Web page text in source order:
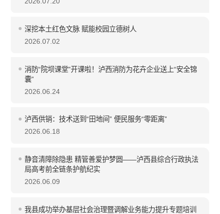
深挖本土红色文脉 赋能校园立德树人
2026.07.02
消防“院坝课堂”开课啦！泸西消防为花卉企业送上“安全锦
囊”
2026.06.24
泸西供销：技术送到“田地间” 便民服务“零距离”
2026.06.18
静音清障除隐患 精管善爱护梦圆——泸西县综合行政执法
局高考前全链条护航纪实
2026.06.09
我县成功举办基层社会治理暨调解业务能力提升专题培训